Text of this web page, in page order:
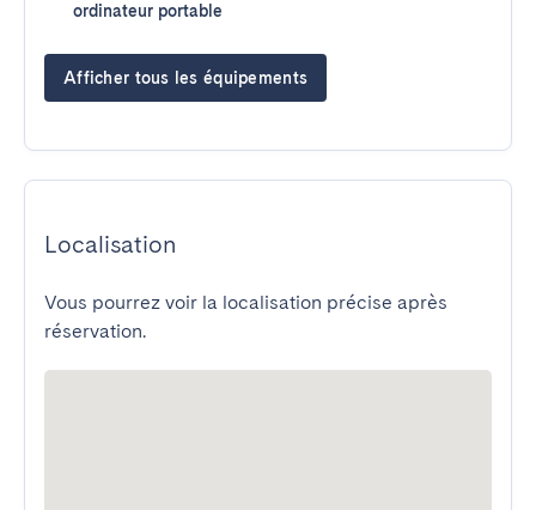
ordinateur portable
Afficher tous les équipements
Localisation
Vous pourrez voir la localisation précise après
réservation.